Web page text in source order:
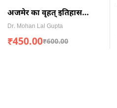
अजमेर का वृहत् इतिहास
(Hard Bound)
Dr. Mohan Lal Gupta
₹600.00
₹450.00